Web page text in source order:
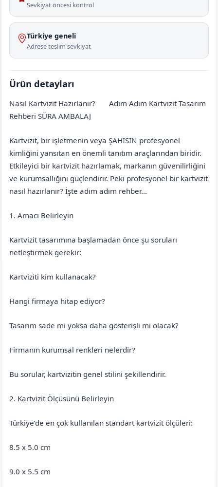
Sevkiyat öncesi kontrol
Türkiye geneli
Adrese teslim sevkiyat
Ürün detayları
Nasıl Kartvizit Hazırlanır?
Adım Adım Kartvizit Tasarım
Rehberi SÜRA AMBALAJ
Kartvizit, bir işletmenin veya ŞAHISIN profesyonel
kimliğini yansıtan en önemli tanıtım araçlarından biridir.
Etkileyici bir kartvizit hazırlamak, markanın güvenilirliğini
ve kurumsallığını güçlendirir. Peki profesyonel bir kartvizit
nasıl hazırlanır? İşte adım adım rehber…
1. Amacı Belirleyin
Kartvizit tasarımına başlamadan önce şu soruları
netleştirmek gerekir:
Kartviziti kim kullanacak?
Hangi firmaya hitap ediyor?
Tasarım sade mi yoksa daha gösterişli mi olacak?
Firmanın kurumsal renkleri nelerdir?
Bu sorular, kartvizitin genel stilini şekillendirir.
2. Kartvizit Ölçüsünü Belirleyin
Türkiye’de en çok kullanılan standart kartvizit ölçüleri:
8.5 x 5.0 cm
9.0 x 5.5 cm